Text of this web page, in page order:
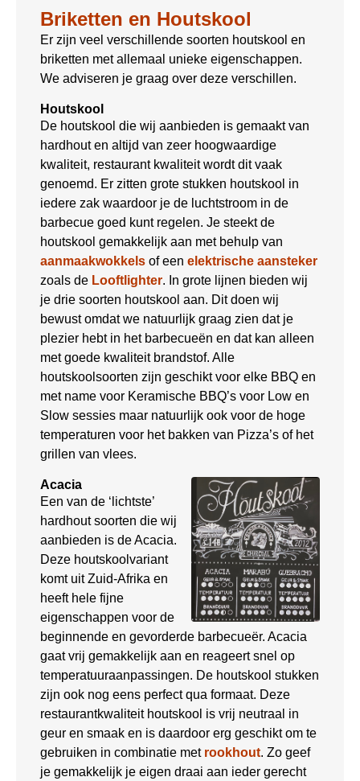
Briketten en Houtskool
Er zijn veel verschillende soorten houtskool en
briketten met allemaal unieke eigenschappen.
We adviseren je graag over deze verschillen.
Houtskool
De houtskool die wij aanbieden is gemaakt van
hardhout en altijd van zeer hoogwaardige
kwaliteit, restaurant kwaliteit wordt dit vaak
genoemd. Er zitten grote stukken houtskool in
iedere zak waardoor je de luchtstroom in de
barbecue goed kunt regelen. Je steekt de
houtskool gemakkelijk aan met behulp van
aanmaakwokkels of een elektrische aansteker
zoals de Looftlighter. In grote lijnen bieden wij
je drie soorten houtskool aan. Dit doen wij
bewust omdat we natuurlijk graag zien dat je
plezier hebt in het barbecueën en dat kan alleen
met goede kwaliteit brandstof. Alle
houtskoolsoorten zijn geschikt voor elke BBQ en
met name voor Keramische BBQ’s voor Low en
Slow sessies maar natuurlijk ook voor de hoge
temperaturen voor het bakken van Pizza’s of het
grillen van vlees.
Acacia
Een van de ‘lichtste’
hardhout soorten die wij
aanbieden is de Acacia.
Deze houtskoolvariant
komt uit Zuid-Afrika en
heeft hele fijne
eigenschappen voor de
beginnende en gevorderde barbecueër. Acacia
gaat vrij gemakkelijk aan en reageert snel op
temperatuuraanpassingen. De houtskool stukken
zijn ook nog eens perfect qua formaat. Deze
restaurantkwaliteit houtskool is vrij neutraal in
geur en smaak en is daardoor erg geschikt om te
gebruiken in combinatie met rookhout. Zo geef
je gemakkelijk je eigen draai aan ieder gerecht